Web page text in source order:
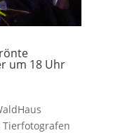
um 18 Uhr
Tierfotografen